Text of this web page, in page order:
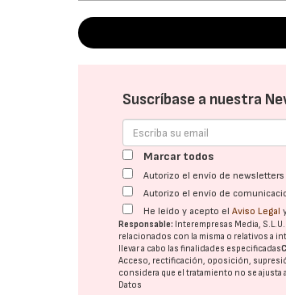
Suscríbase a nuestra
Marcar todos
Autorizo el envío de
Autorizo el envío de
He leído y acepto elAviso Legal
Responsable: Interempresas Media, S.L.U.
relacionados con la misma o relativos a
llevar a cabo las finalidades especificadas
Acceso, rectificación, oposición,
considera que el tratamiento no se ajusta
Datos